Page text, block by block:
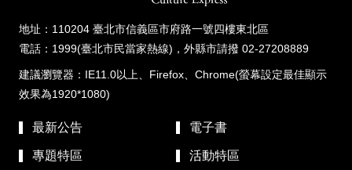
地址：110204 臺北市信義區市府路一號四樓東北區
電話：1999(臺北市民當家熱線)，外縣市請撥 02-27208889
建議瀏覽器：IE11.0以上、Firefox、Chrome(螢幕設定最佳顯示
效果為1920*1080)
最新公告 電子書
專題特區 活動特區